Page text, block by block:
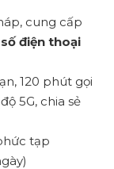
cung cấp
số điện thoại
120 phút gọi
5G, chia sẻ
tạp